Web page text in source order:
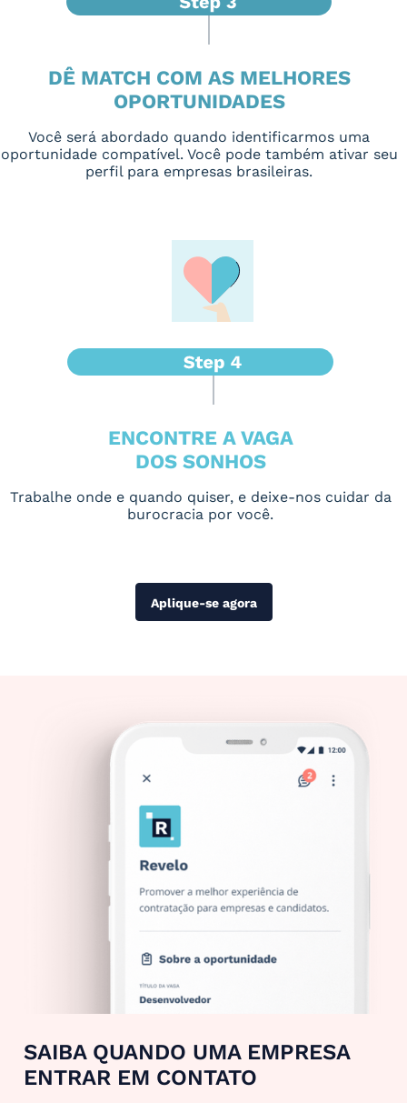
DÊ MATCH COM AS MELHORES
OPORTUNIDADES
Você será abordado quando identificarmos uma
oportunidade compatível. Você pode também ativar seu
perfil para empresas brasileiras.
ENCONTRE A VAGA
DOS SONHOS
Trabalhe onde e quando quiser, e deixe-nos cuidar da
burocracia por você.
Aplique-se agora
SAIBA QUANDO UMA EMPRESA
ENTRAR EM CONTATO